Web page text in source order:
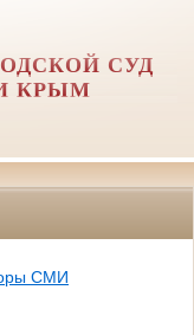
СУД
КРЫМ
СМИ